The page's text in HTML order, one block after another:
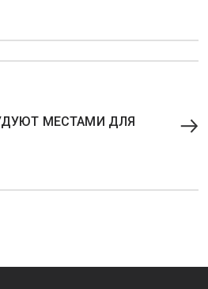
МЕСТАМИ ДЛЯ